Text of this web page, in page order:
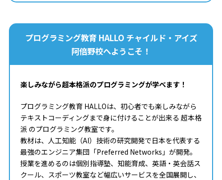
プログラミング教育 HALLO チャイルド・アイズ
阿倍野校へようこそ！
楽しみながら超本格派のプログラミングが学べます！
プログラミング教育 HALLOは、初心者でも楽しみながら
テキストコーディングまで身に付けることが出来る 超本格
派 のプログラミング教室です。
教材は、人工知能（AI）技術の研究開発で日本を代表する
最強のエンジニア集団「Preferred Networks」が開発。
授業を進めるのは個別指導塾、知能育成、英語・英会話ス
クール、スポーツ教室など幅広いサービスを全国展開し、